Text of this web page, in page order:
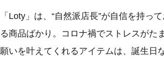
「Loty」は、“自然派店長”が自信を持っ
る商品ばかり。コロナ禍でストレスがた
願いを叶えてくれるアイテムは、誕生日